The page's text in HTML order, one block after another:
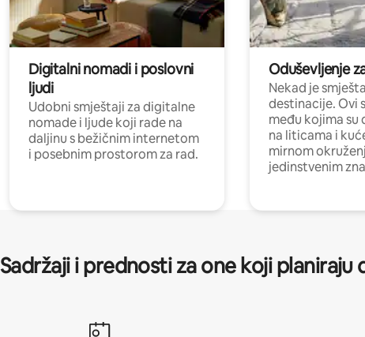
Digitalni nomadi i poslovni
ljudi
Udobni smještaji za digitalne
nomade i ljude koji rade na
daljinu s bežičnim internetom
i posebnim prostorom za rad.
Oduševljenje
Nekad je
destinacije. Ovi
među kojima su
na liticama i
mirnom
jedinstvenim
Sadržaji i prednosti za one koji planiraju